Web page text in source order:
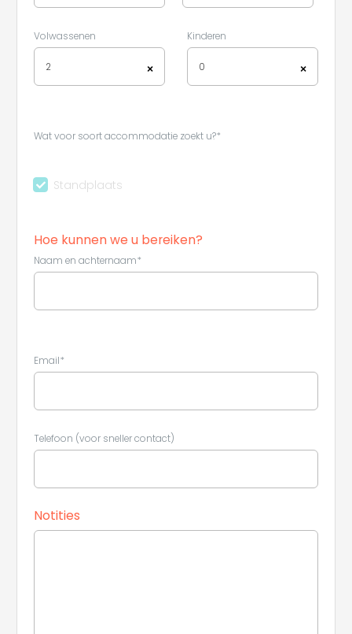
Volwassenen
×
2
Kinderen
×
0
Wat voor soort accommodatie zoekt u?*
Standplaats
Hoe kunnen we u bereiken?
Naam en achternaam*
Email*
Telefoon (voor sneller contact)
Notities